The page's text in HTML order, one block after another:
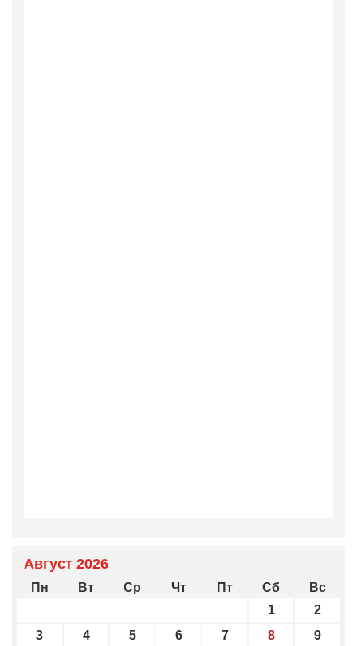
Август 2026
Пн Вт Ср Чт Пт Сб
Вс
1
2
3
4 5 6 7 8
9